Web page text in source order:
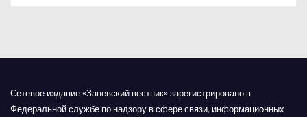
Сетевое издание «Заневский вестник» зарегистрировано в
Федеральной службе по надзору в сфере связи, информационных